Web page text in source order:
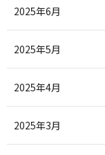
2025年6月
2025年5月
2025年4月
2025年3月